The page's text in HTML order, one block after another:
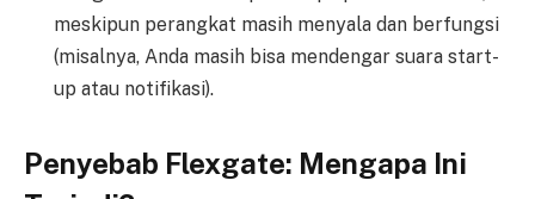
meskipun perangkat masih menyala dan berfungsi
(misalnya, Anda masih bisa mendengar suara start-
up atau notifikasi).
Penyebab Flexgate: Mengapa Ini